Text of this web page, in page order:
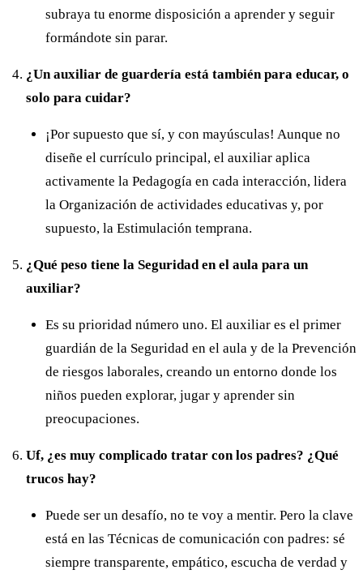
subraya tu enorme disposición a aprender y seguir
formándote sin parar.
¿Un auxiliar de guardería está también para educar, o
solo para cuidar?
¡Por supuesto que sí, y con mayúsculas! Aunque no
diseñe el currículo principal, el auxiliar aplica
activamente la Pedagogía en cada interacción, lidera
la Organización de actividades educativas y, por
supuesto, la Estimulación temprana.
¿Qué peso tiene la Seguridad en el aula para un
auxiliar?
Es su prioridad número uno. El auxiliar es el primer
guardián de la Seguridad en el aula y de la Prevención
de riesgos laborales, creando un entorno donde los
niños pueden explorar, jugar y aprender sin
preocupaciones.
Uf, ¿es muy complicado tratar con los padres? ¿Qué
trucos hay?
Puede ser un desafío, no te voy a mentir. Pero la clave
está en las Técnicas de comunicación con padres: sé
siempre transparente, empático, escucha de verdad y